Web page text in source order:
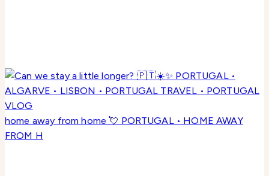
home away from home 💘 PORTUGAL • HOME AWAY
FROM H